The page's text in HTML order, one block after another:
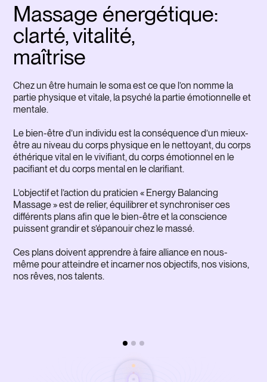
Massage énergétique:
clarté, vitalité,
maîtrise
Chez un être humain le soma est ce que l’on nomme la
partie physique et vitale, la psyché la partie émotionnelle et
mentale.
Le bien-être d’un individu est la conséquence d’un mieux-
être au niveau du corps physique en le nettoyant, du corps
éthérique vital en le vivifiant, du corps émotionnel en le
pacifiant et du corps mental en le clarifiant.
L’objectif et l’action du praticien « Energy Balancing
Massage » est de relier, équilibrer et synchroniser ces
différents plans afin que le bien-être et la conscience
puissent grandir et s’épanouir chez le massé.
Ces plans doivent apprendre à faire alliance en nous-
même pour atteindre et incarner nos objectifs, nos visions,
nos rêves, nos talents.